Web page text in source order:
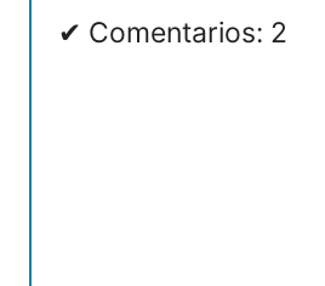
Comentarios: 2